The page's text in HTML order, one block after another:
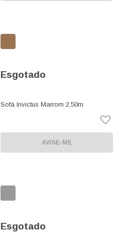
Esgotado
Sofá Invictus Marrom 2,50m
AVISE-ME
Esgotado